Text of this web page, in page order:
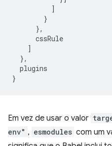
]
}
},
cssRule
]
},
plugins
}
Em vez de usar o valor
env" , esmodules com um